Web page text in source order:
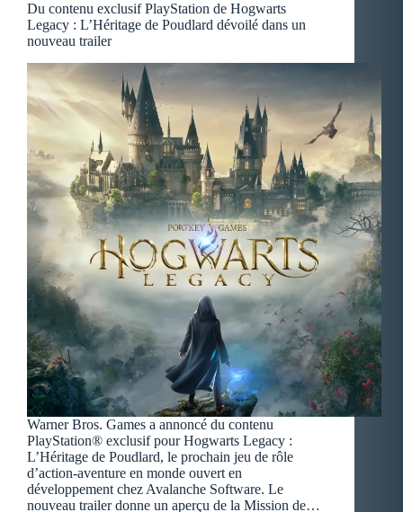
Du contenu exclusif PlayStation de Hogwarts
Legacy : L’Héritage de Poudlard dévoilé dans un
nouveau trailer
Warner Bros. Games a annoncé du contenu
PlayStation® exclusif pour Hogwarts Legacy :
L’Héritage de Poudlard, le prochain jeu de rôle
d’action-aventure en monde ouvert en
développement chez Avalanche Software. Le
nouveau trailer donne un aperçu de la Mission de…